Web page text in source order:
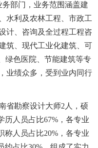
部门，业务范围涵盖建
水利及农林工程、市政工
计、咨询及全过程工程咨
筑、现代工业化建筑、可
绿色医院、节能建筑等专
业绩众多，受到业内同行
省勘察设计大师2人，硕
历人员占比67%，各专业
称人员占比20%，各专业